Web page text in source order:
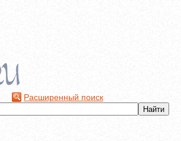
Расширенный поиск